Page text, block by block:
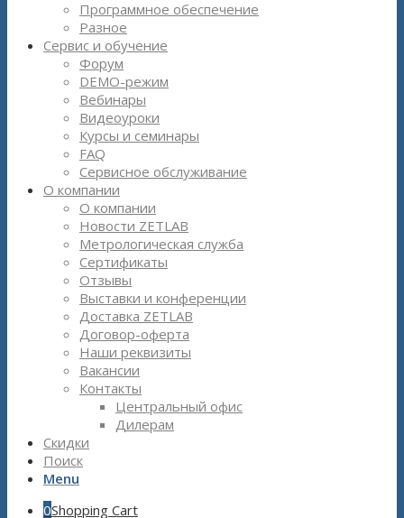
Программное обеспечение
Разное
Сервис и обучение
Форум
DEMO-режим
Вебинары
Видеоуроки
Курсы и семинары
FAQ
Сервисное обслуживание
О компании
О компании
Новости ZETLAB
Метрологическая служба
Сертификаты
Отзывы
Выставки и конференции
Доставка ZETLAB
Договор-оферта
Наши реквизиты
Вакансии
Контакты
Центральный офис
Дилерам
Скидки
Поиск
Menu
0Shopping Cart